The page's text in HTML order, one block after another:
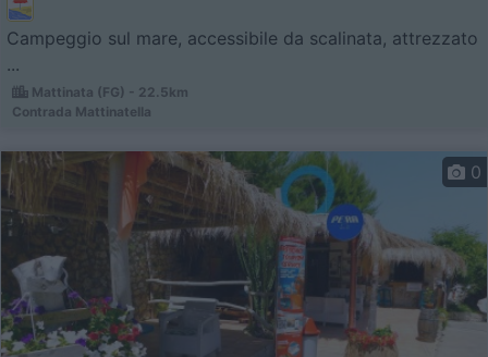
Campeggio sul mare, accessibile da scalinata, attrezzato
...
Mattinata (FG) - 22.5km
Contrada Mattinatella
0